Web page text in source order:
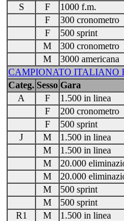
S
F 1000 f.m.
F
300 cronometro
F
500 sprint
M
300 cronometro
M
3000 americana
CAMPIONATO ITALIANO
Categ. Sesso Gara
A
F 1.500 in linea
F
200 cronometro
F
500 sprint
J
M 1.500 in linea
M
1.500 in linea
M
20.000
M
20.000
M
500 sprint
M
500 sprint
R1
M 1.500 in linea